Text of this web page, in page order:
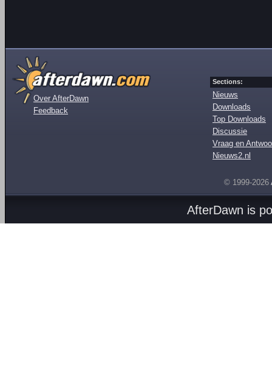
Over AfterDawn
Feedback
Sections:
Nieuws
Downloads
Top Downloads
Discussie
Vraag en
Nieuws2.nl
© 1999-2026
AfterDawn is